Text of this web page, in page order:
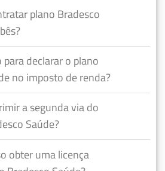
plano Bradesco
para declarar o plano
no imposto de renda?
a segunda via do
Saúde?
obter uma licença